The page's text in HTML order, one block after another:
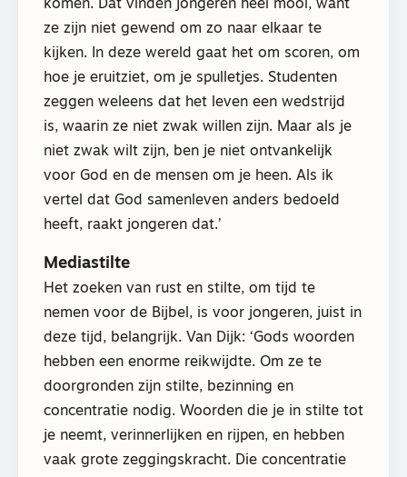
komen. Dat vinden jongeren heel mooi, want
ze zijn niet gewend om zo naar elkaar te
kijken. In deze wereld gaat het om scoren, om
hoe je eruitziet, om je spulletjes. Studenten
zeggen weleens dat het leven een wedstrijd
is, waarin ze niet zwak willen zijn. Maar als je
niet zwak wilt zijn, ben je niet ontvankelijk
voor God en de mensen om je heen. Als ik
vertel dat God samenleven anders bedoeld
heeft, raakt jongeren dat.’
Mediastilte
Het zoeken van rust en stilte, om tijd te
nemen voor de Bijbel, is voor jongeren, juist in
deze tijd, belangrijk. Van Dijk: ‘Gods woorden
hebben een enorme reikwijdte. Om ze te
doorgronden zijn stilte, bezinning en
concentratie nodig. Woorden die je in stilte tot
je neemt, verinnerlijken en rijpen, en hebben
vaak grote zeggingskracht. Die concentratie